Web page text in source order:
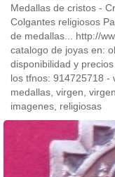
Medallas de cristos -
Colgantes religiosos
de medallas... http://
catalogo de joyas en:
disponibilidad y
los tfnos: 914725718 -
medallas, virgen,
imagenes, religiosas